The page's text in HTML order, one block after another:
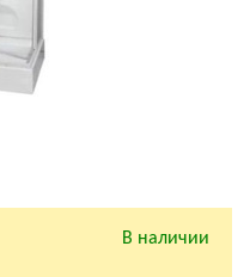
В наличии